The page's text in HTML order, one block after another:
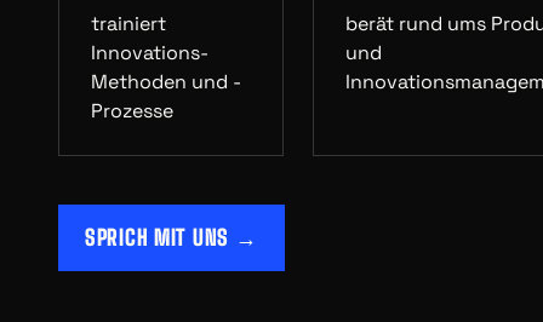
trainiert
Innovations-
Methoden und -
Prozesse
berät rund ums
und
SPRICH MIT UNS →